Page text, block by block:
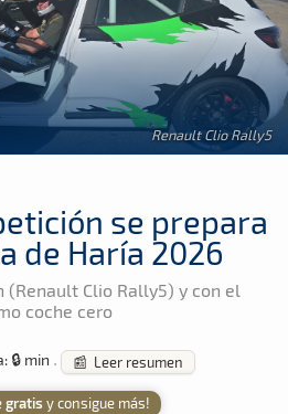
Renault Clio Rally5
se prepara
de Haría 2026
(Renault Clio Rally5) y con el
coche cero
🔒 min · 📰 Leer resumen
gratis y consigue más!